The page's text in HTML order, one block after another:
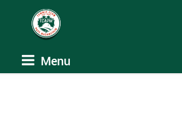
Menu